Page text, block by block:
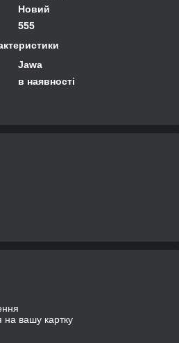
Новий
555
Jawa
в наявності
на вашу картку